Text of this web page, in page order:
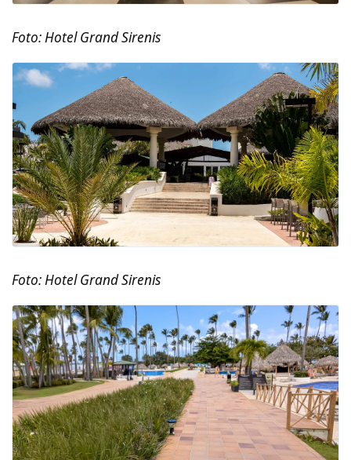
Foto: Hotel Grand Sirenis
Foto: Hotel Grand Sirenis